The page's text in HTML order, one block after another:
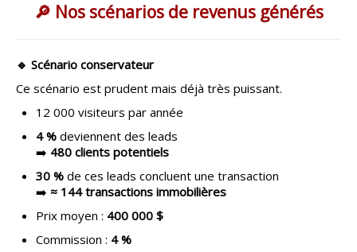
🔎 Nos scénarios de revenus générés
🔹 Scénario conservateur
Ce scénario est prudent mais déjà très puissant.
12 000 visiteurs par année
4 % deviennent des leads
➡️ 480 clients potentiels
30 % de ces leads concluent une transaction
➡️ ≈ 144 transactions immobilières
Prix moyen : 400 000 $
Commission : 4 %